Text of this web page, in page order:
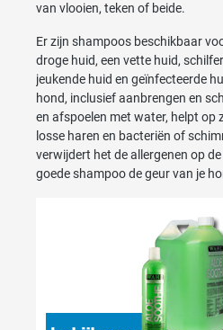
van vlooien, teken of beide.
Er zijn shampoos beschikbaar
droge huid, een vette huid,
jeukende huid en geïnfecteerde
hond, inclusief aanbrengen en
en afspoelen met water, helpt op
losse haren en bacteriën of
verwijdert het de allergenen op
goede shampoo de geur van je